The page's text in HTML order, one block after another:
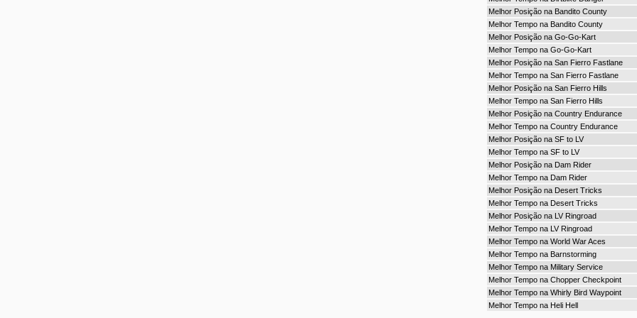
Melhor Posição na Bandito County
Melhor Tempo na Bandito County
Melhor Posição na Go-Go-Kart
Melhor Tempo na Go-Go-Kart
Melhor Posição na San Fierro Fastlane
Melhor Tempo na San Fierro Fastlane
Melhor Posição na San Fierro Hills
Melhor Tempo na San Fierro Hills
Melhor Posição na Country Endurance
Melhor Tempo na Country Endurance
Melhor Posição na SF to LV
Melhor Tempo na SF to LV
Melhor Posição na Dam Rider
Melhor Tempo na Dam Rider
Melhor Posição na Desert Tricks
Melhor Tempo na Desert Tricks
Melhor Posição na LV Ringroad
Melhor Tempo na LV Ringroad
Melhor Tempo na World War Aces
Melhor Tempo na Barnstorming
Melhor Tempo na Military Service
Melhor Tempo na Chopper Checkpoint
Melhor Tempo na Whirly Bird Waypoint
Melhor Tempo na Heli Hell